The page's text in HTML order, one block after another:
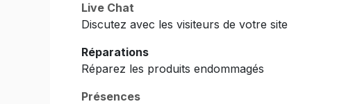
Live Chat
Discutez avec les visiteurs de votre site
Réparations
Réparez les produits endommagés
Présences